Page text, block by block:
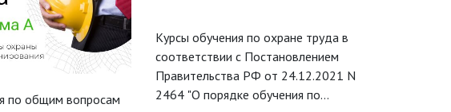
по общим вопросам
Курсы обучения по охране труда в
соответствии с Постановлением
Правительства РФ от 24.12.2021 N
2464 "О порядке обучения по